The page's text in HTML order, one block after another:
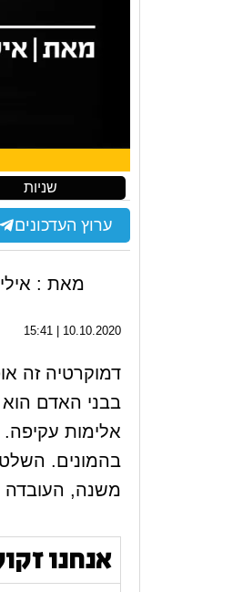
שניות
ערוץ העדכונים
מאת :
10.10.2020 | 15:41
דמוקרטיה זה
בבני האדם הוא
אלימות
בהמונים.
משנה,
אנחנו